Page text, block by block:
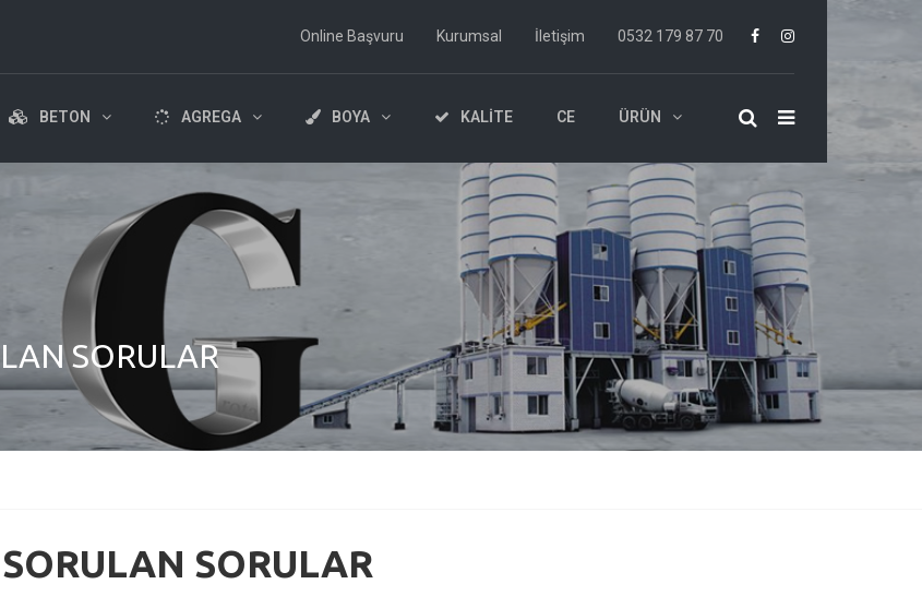
Online Başvuru Kurumsal İletişim 0532 179 87 70
BETON AGREGA BOYA KALITE CE ÜRÜN
SORULAR
SORULAR